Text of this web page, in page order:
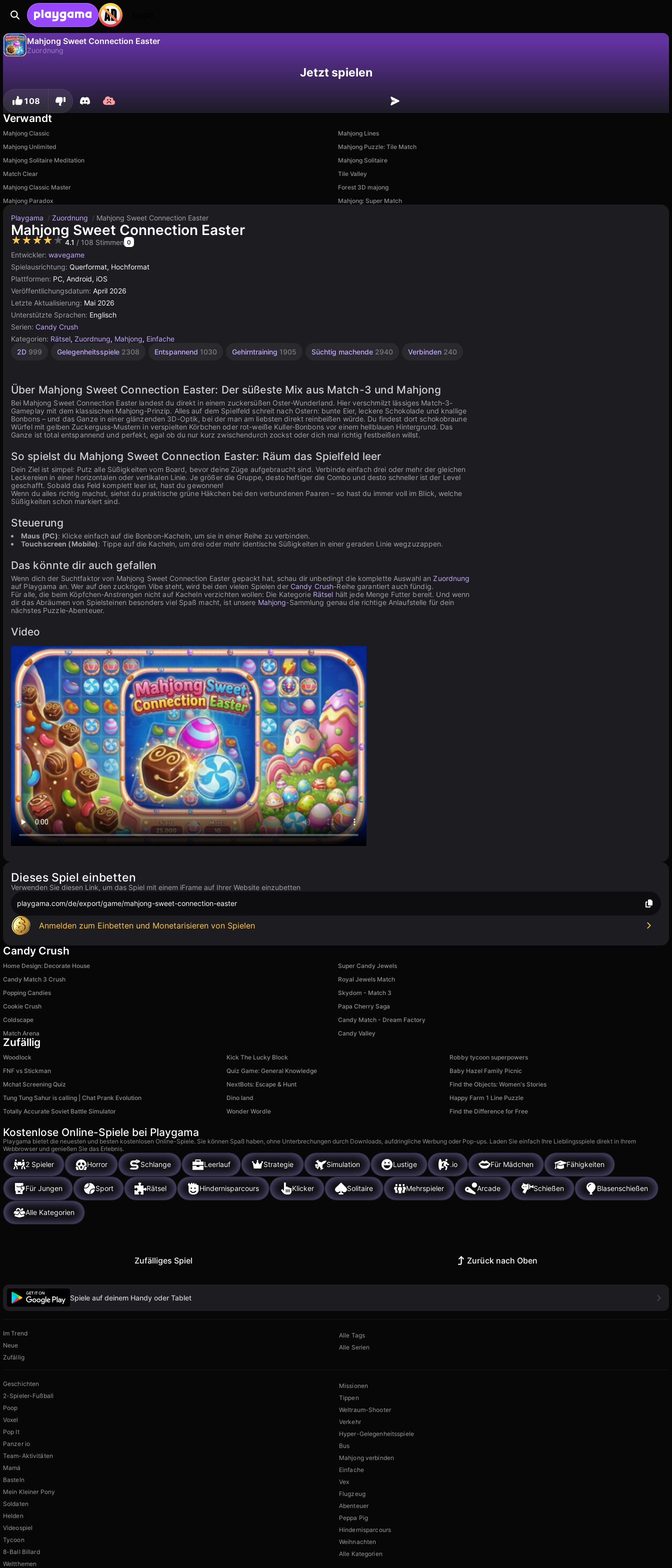
Mahjong Sweet Connection Easter
Zuordnung
Jetzt spielen
108
Verwandt
Mahjong Classic
Mahjong Lines
Mahjong Unlimited
Mahjong Puzzle: Tile Match
Mahjong Solitaire Meditation
Mahjong Solitaire
Match Clear
Tile Valley
Mahjong Classic Master
Forest 3D majong
Mahjong Paradox
Mahjong: Super Match
Playgama / Zuordnung / Mahjong Sweet Connection Easter
Mahjong Sweet Connection Easter
★★★★★4.1 / 108 Stimmen 0
Entwickler: wavegame
Spielausrichtung: Querformat, Hochformat
Plattformen: PC, Android, iOS
Veröffentlichungsdatum: April 2026
Letzte Aktualisierung: Mai 2026
Unterstützte Sprachen: Englisch
Serien: Candy Crush
Kategorien: Rätsel, Zuordnung, Mahjong, Einfache
2D 999 Gelegenheitsspiele 2308 Entspannend 1030 Gehirntraining 1905 Süchtig machende 2940 Verbinden 240
Über Mahjong Sweet Connection Easter: Der süßeste Mix aus Match-3 und Mahjong
Bei Mahjong Sweet Connection Easter landest du direkt in einem zuckersüßen Oster-Wunderland. Hier verschmilzt lässiges Match-3-
Gameplay mit dem klassischen Mahjong-Prinzip. Alles auf dem Spielfeld schreit nach Ostern: bunte Eier, leckere Schokolade und knallige
Bonbons – und das Ganze in einer glänzenden 3D-Optik, bei der man am liebsten direkt reinbeißen würde. Du findest dort schokobraune
Würfel mit gelben Zuckerguss-Mustern in verspielten Körbchen oder rot-weiße Kuller-Bonbons vor einem hellblauen Hintergrund. Das
Ganze ist total entspannend und perfekt, egal ob du nur kurz zwischendurch zockst oder dich mal richtig festbeißen willst.
So spielst du Mahjong Sweet Connection Easter: Räum das Spielfeld leer
Dein Ziel ist simpel: Putz alle Süßigkeiten vom Board, bevor deine Züge aufgebraucht sind. Verbinde einfach drei oder mehr der gleichen
Leckereien in einer horizontalen oder vertikalen Linie. Je größer die Gruppe, desto heftiger die Combo und desto schneller ist der Level
geschafft. Sobald das Feld komplett leer ist, hast du gewonnen!
Wenn du alles richtig machst, siehst du praktische grüne Häkchen bei den verbundenen Paaren – so hast du immer voll im Blick, welche
Süßigkeiten schon markiert sind.
Steuerung
Maus (PC): Klicke einfach auf die Bonbon-Kacheln, um sie in einer Reihe zu verbinden.
Touchscreen (Mobile): Tippe auf die Kacheln, um drei oder mehr identische Süßigkeiten in einer geraden Linie wegzuzappen.
Das könnte dir auch gefallen
Wenn dich der Suchtfaktor von Mahjong Sweet Connection Easter gepackt hat, schau dir unbedingt die komplette Auswahl anZuordnung
auf Playgama an. Wer auf den zuckrigen Vibe steht, wird bei den vielen Spielen der Candy Crush-Reihe garantiert auch fündig.
Für alle, die beim Köpfchen-Anstrengen nicht auf Kacheln verzichten wollen: Die Kategorie Rätsel hält jede Menge Futter bereit. Und wenn
dir das Abräumen von Spielsteinen besonders viel Spaß macht, ist unsere Mahjong-Sammlung genau die richtige Anlaufstelle für dein
nächstes Puzzle-Abenteuer.
Video
Dieses Spiel einbetten
Verwenden Sie diesen Link, um das Spiel mit einem iFrame auf Ihrer Website einzubetten
playgama.com/de/export/game/mahjong-sweet-connection-easter
Anmelden zum Einbetten und Monetarisieren von Spielen
Candy Crush
Home Design: Decorate House
Super Candy Jewels
Candy Match 3 Crush
Royal Jewels Match
Popping Candies
Skydom - Match 3
Cookie Crush
Papa Cherry Saga
Coldscape
Candy Match - Dream Factory
Match Arena
Candy Valley
Zufällig
Woodlock Kick The Lucky Block
Robby tycoon superpowers
FNF vs Stiсkman
Quiz Game: General Knowledge
Baby Hazel Family Picnic
Mchat Screening Quiz
NextBots: Escape & Hunt
Find the Objects: Women's Stories
Tung Tung Sahur is calling | Chat Prank Evolution
Dino land
Happy Farm 1 Line Puzzle
Totally Accurate Soviet Battle Simulator
Wonder Wordle Find the Difference for Free
Kostenlose Online-Spiele bei Playgama
Playgama bietet die neuesten und besten kostenlosen Online-Spiele. Sie können Spaß haben, ohne Unterbrechungen durch Downloads, aufdringliche Werbung oder Pop-ups. Laden Sie einfach Ihre Lieblingsspiele direkt in Ihrem
Webbrowser und genießen Sie das Erlebnis.
2 Spieler Horror Schlange Leerlauf Strategie Simulation Lustige .io Für Mädchen Fähigkeiten
Für Jungen Sport Rätsel Hindernisparcours Klicker Solitaire Mehrspieler Arcade Schießen Blasenschießen
Alle Kategorien
Zufälliges Spiel Zurück nach Oben
Spiele auf deinem Handy oder Tablet
Im Trend
Neue
Zufällig
Alle Tags
Alle Serien
Geschichten
2-Spieler-Fußball
Poop
Voxel
Pop It
Panzer io
Team-Aktivitäten
Mamá
Basteln
Mein Kleiner Pony
Soldaten
Helden
Videospiel
Tycoon
8-Ball Billard
Weltthemen
Missionen
Tippen
Weltraum-Shooter
Verkehr
Hyper-Gelegenheitsspiele
Bus
Mahjong verbinden
Einfache
Vex
Flugzeug
Abenteuer
Peppa Pig
Hindernisparcours
Weihnachten
Alle Kategorien